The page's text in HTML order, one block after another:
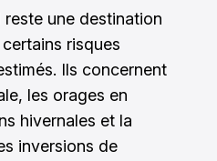
une destination
risques
Ils concernent
les orages en
hivernales et la
inversions de